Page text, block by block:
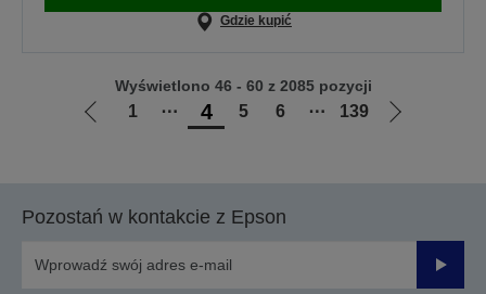
Gdzie kupić
Przejdź
1 ⋯ 4 5 6 ⋯ 139
Przejdź
Wyświetlono 46 - 60 z 2085 pozycji
Pozostań w kontakcie z Epson